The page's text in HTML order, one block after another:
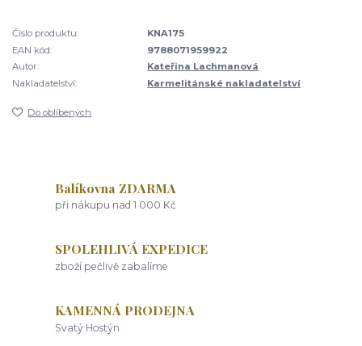
Číslo produktu:
KNA175
EAN kód:
9788071959922
Autor:
Kateřina Lachmanová
Nakladatelství:
Karmelitánské nakladatelství
Do oblíbených
Balíkovna ZDARMA
při nákupu nad 1 000 Kč
SPOLEHLIVÁ EXPEDICE
zboží pečlivě zabalíme
KAMENNÁ PRODEJNA
Svatý Hostýn